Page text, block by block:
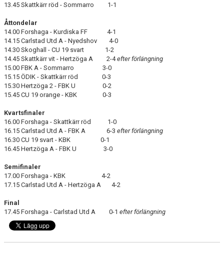
13.45 Skattkärr röd - Sommarro 1-1
Åttondelar
14.00 Forshaga - Kurdiska FF 4-1
14.15 Carlstad Utd A - Nyedshov 4-0
14.30 Skoghall - CU 19 svart 1-2
14.45 Skattkärr vit - Hertzöga A 2-4efter förlängning
15.00 FBK A - Sommarro 3-0
15.15 ÖDIK - Skattkärr röd 0-3
15.30 Hertzöga 2 - FBK U 0-2
15.45 CU 19 orange - KBK 0-3
Kvartsfinaler
16.00 Forshaga - Skattkärr röd 1-0
16.15 Carlstad Utd A - FBK A 6-3 efter förlängning
16.30 CU 19 svart - KBK 0-1
16.45 Hertzöga A - FBK U 3-0
Semifinaler
17.00 Forshaga - KBK 4-2
17.15 Carlstad Utd A - Hertzöga A 4-2
Final
17.45 Forshaga - Carlstad Utd A 0-1 efter förlängning